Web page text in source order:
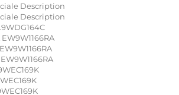
Description
Description